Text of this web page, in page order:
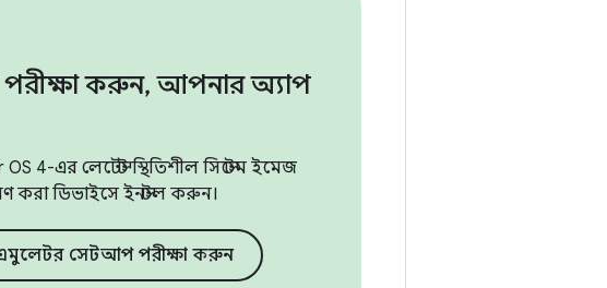
করুন, আপনার অ্যাপ
এর লেটেস্ট স্থিতিশীল সিস্টেম ইমেজ
করা ডিভাইসে ইনস্টল করুন।
সেটআপ পরীক্ষা করুন